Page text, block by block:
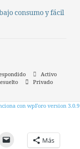
consumo y fácil
Activo
Privado
con wpForo version 3.0.9
Más